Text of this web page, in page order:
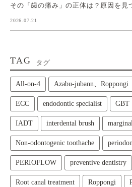
その「歯の痛み」の正体は？原因を見
2026.07.21
TAG タグ
All‑on‑4 Azabu-jubann、Roppongi
ECC endodontic specialist GBT
IADT interdental brush
Non-odontogenic toothache
PERIOFLOW preventive dentistry
Root canal treatment Roppongi